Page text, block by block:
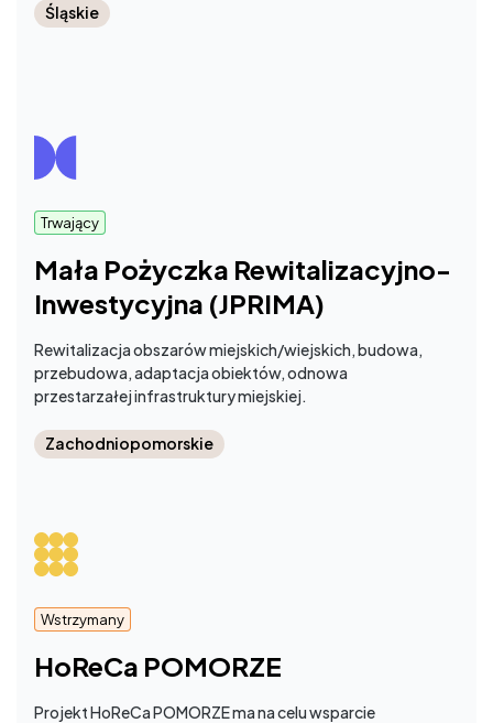
Śląskie
Trwający
Mała Pożyczka Rewitalizacyjno-
Inwestycyjna (JPRIMA)
Rewitalizacja obszarów miejskich/wiejskich, budowa,
przebudowa, adaptacja obiektów, odnowa
przestarzałej infrastruktury miejskiej.
Zachodniopomorskie
Wstrzymany
HoReCa POMORZE
Projekt HoReCa POMORZE ma na celu wsparcie